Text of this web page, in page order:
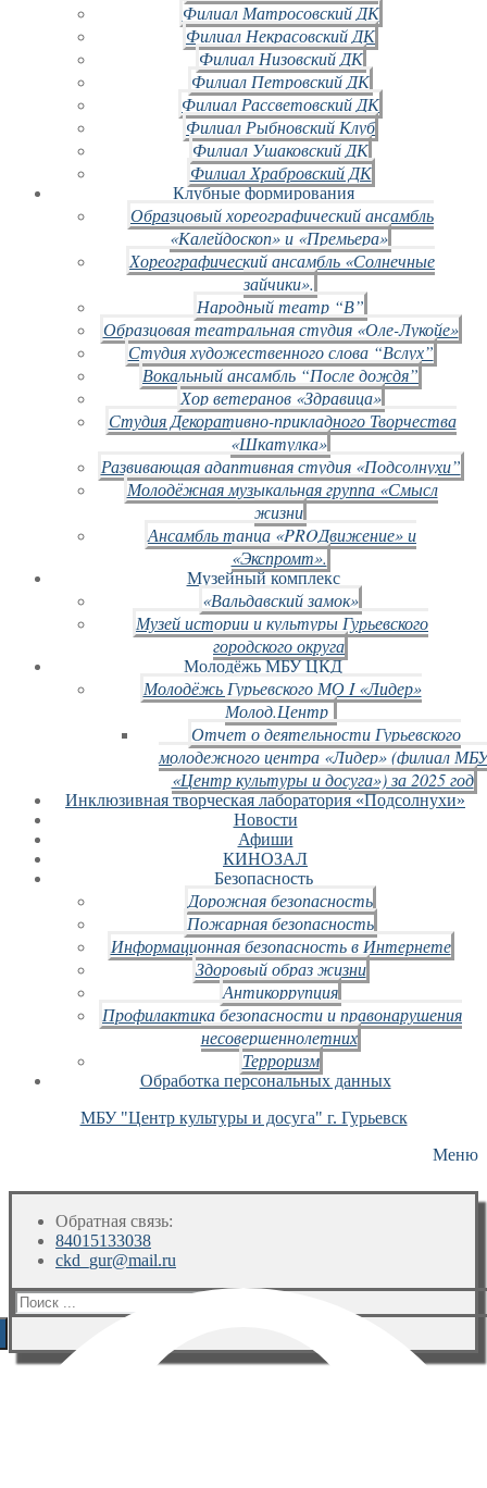
Филиал Матросовский ДК
Филиал Некрасовский ДК
Филиал Низовский ДК
Филиал Петровский ДК
Филиал Рассветовский ДК
Филиал Рыбновский Клуб
Филиал Ушаковский ДК
Филиал Храбровский ДК
Клубные формирования
Образцовый хореографический ансамбль
«Калейдоскоп» и «Премьера»
Хореографический ансамбль «Солнечные
зайчики».
Народный театр “В”
Образцовая театральная студия «Оле-Лукойе»
Студия художественного слова “Вслух”
Вокальный ансамбль “После дождя”
Хор ветеранов «Здравица»
Студия Декоративно-прикладного Творчества
«Шкатулка»
Развивающая адаптивная студия «Подсолнухи”
Молодёжная музыкальная группа «Смысл
жизни
Ансамбль танца «PROДвижение» и
«Экспромт».
Музейный комплекс
«Вальдавский замок»
Музей истории и культуры Гурьевского
городского округа
Молодёжь МБУ ЦКД
Молодёжь Гурьевского МО I «Лидер»
Молод.Центр
Отчет о деятельности Гурьевского
молодежного центра «Лидер» (филиал
«Центр культуры и досуга») за 2025 год
Инклюзивная творческая лаборатория «Подсолнухи»
Новости
Афиши
КИНОЗАЛ
Безопасность
Дорожная безопасность
Пожарная безопасность
Информационная безопасность в Интернете
Здоровый образ жизни
Антикоррупция
Профилактика безопасности и правонарушения
несовершеннолетних
Терроризм
Обработка персональных данных
МБУ "Центр культуры и досуга" г. Гурьевск
Меню
Обратная связь:
84015133038
ckd_gur@mail.ru
Искать: